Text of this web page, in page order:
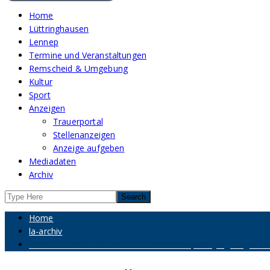
Home
Lüttringhausen
Lennep
Termine und Veranstaltungen
Remscheid & Umgebung
Kultur
Sport
Anzeigen
Trauerportal
Stellenanzeigen
Anzeige aufgeben
Mediadaten
Archiv
Home
la-archiv